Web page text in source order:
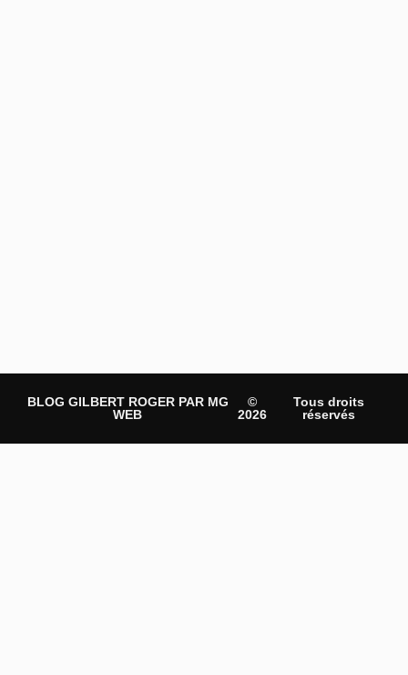
BLOG GILBERT ROGER PAR MG
WEB
©
2026
Tous droits
réservés